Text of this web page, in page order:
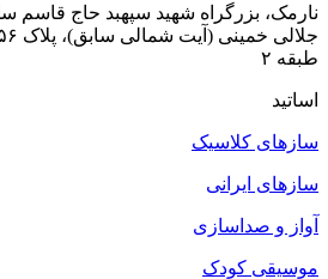
نارمک، بزرگراه شهید سپهبد حاج قاسم
طبقه ۲
اساتید
سازهای کلاسیک
سازهای ایرانی
آواز و صداسازی
موسیقی کودک